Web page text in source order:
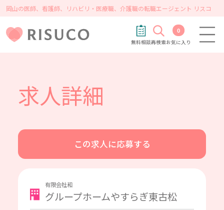
岡山の医師、看護師、リハビリ・医療職、介護職の転職エージェント リスコ
無料相談再検索
0
お気に入り
求人詳細
この求人に応募する
有限会社和
グループホームやすらぎ東古松